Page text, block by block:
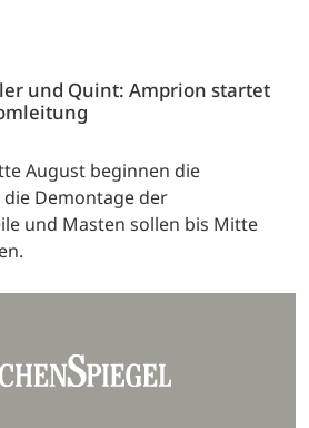
und Quint: Amprion startet
August beginnen die
Demontage der
und Masten sollen bis Mitte